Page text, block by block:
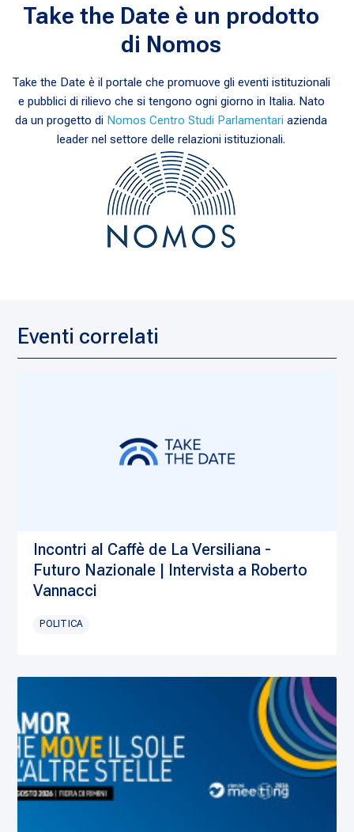
Take the Date è un prodotto
di Nomos
Take the Date è il portale che promuove gli eventi istituzionali
e pubblici di rilievo che si tengono ogni giorno in Italia. Nato
da un progetto di Nomos Centro Studi Parlamentari azienda
leader nel settore delle relazioni istituzionali.
Eventi correlati
Incontri al Caffè de La Versiliana -
Futuro Nazionale | Intervista a Roberto
Vannacci
POLITICA